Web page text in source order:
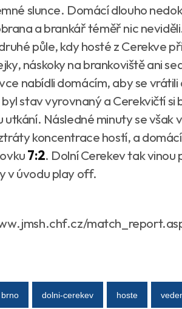
slunce. Domácí dlouho
a brankář téměř nic
půle, kdy hosté z Cerekve
náskoky na brankoviště ani
nabídli domácím, aby se vrátili
stav vyrovnaný a Cerekvičtí
utkání. Následné minuty se však
koncentrace hostí, a
7:2. Dolní Cerekev tak vinou
v úvodu play off.
brno dolni-cerekev hoste